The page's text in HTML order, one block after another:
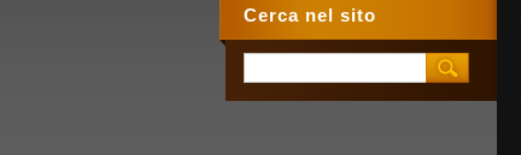
Cerca nel sito